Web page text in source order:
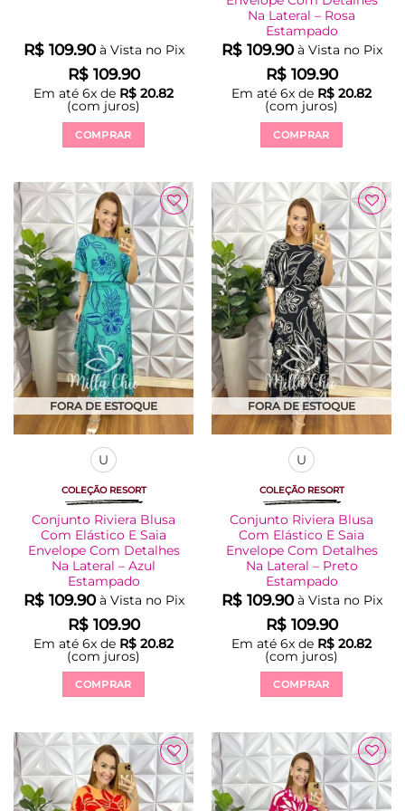
R$109.90 à Vista no Pix
R$109.90
Em até 6x de R$ 20.82
(com juros)
COMPRAR
tem
várias
variantes.
As
opções
podem
ser
escolhidas
na
página
do
produto
Na Lateral – Rosa
Estampado
R$109.90 à Vista no Pix
R$109.90
Em até 6x de R$ 20.82
(com juros)
COMPRAR
tem
várias
variantes.
As
opções
podem
ser
escolhidas
na
página
do
produto
FORA DE ESTOQUE
U
COLEÇÃO RESORT
Conjunto Riviera Blusa
Com Elástico E Saia
Envelope Com Detalhes
Na Lateral – Azul
Estampado
R$109.90 à Vista no Pix
R$109.90
Em até 6x de R$ 20.82
(com juros)
COMPRAR
tem
várias
variantes.
As
FORA DE ESTOQUE
U
COLEÇÃO RESORT
Conjunto Riviera Blusa
Com Elástico E Saia
Envelope Com Detalhes
Na Lateral – Preto
Estampado
R$109.90 à Vista no Pix
R$109.90
Em até 6x de R$ 20.82
(com juros)
COMPRAR
tem
várias
variantes.
As